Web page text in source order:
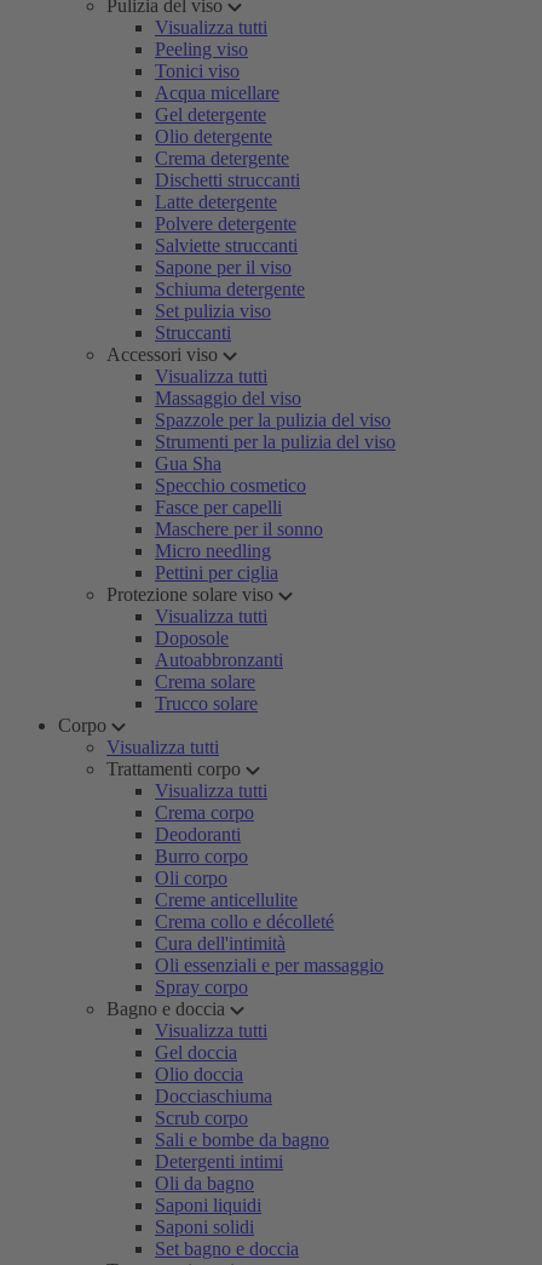
Pulizia del viso
Visualizza tutti
Peeling viso
Tonici viso
Acqua micellare
Gel detergente
Olio detergente
Crema detergente
Dischetti struccanti
Latte detergente
Polvere detergente
Salviette struccanti
Sapone per il viso
Schiuma detergente
Set pulizia viso
Struccanti
Accessori viso
Visualizza tutti
Massaggio del viso
Spazzole per la pulizia del viso
Strumenti per la pulizia del viso
Gua Sha
Specchio cosmetico
Fasce per capelli
Maschere per il sonno
Micro needling
Pettini per ciglia
Protezione solare viso
Visualizza tutti
Doposole
Autoabbronzanti
Crema solare
Trucco solare
Corpo
Visualizza tutti
Trattamenti corpo
Visualizza tutti
Crema corpo
Deodoranti
Burro corpo
Oli corpo
Creme anticellulite
Crema collo e décolleté
Cura dell'intimità
Oli essenziali e per massaggio
Spray corpo
Bagno e doccia
Visualizza tutti
Gel doccia
Olio doccia
Docciaschiuma
Scrub corpo
Sali e bombe da bagno
Detergenti intimi
Oli da bagno
Saponi liquidi
Saponi solidi
Set bagno e doccia